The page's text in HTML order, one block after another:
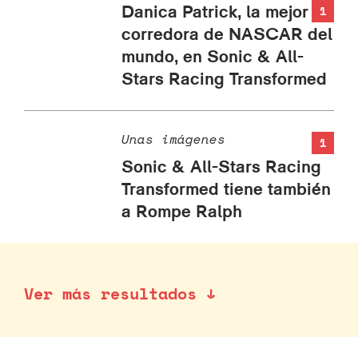
1
Danica Patrick, la mejor
corredora de NASCAR del
mundo, en Sonic & All-
Stars Racing Transformed
1
Unas imágenes
Sonic & All-Stars Racing
Transformed tiene también
a Rompe Ralph
Ver más resultados ↓